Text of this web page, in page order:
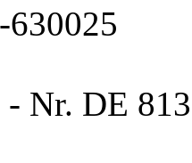
Nr. DE